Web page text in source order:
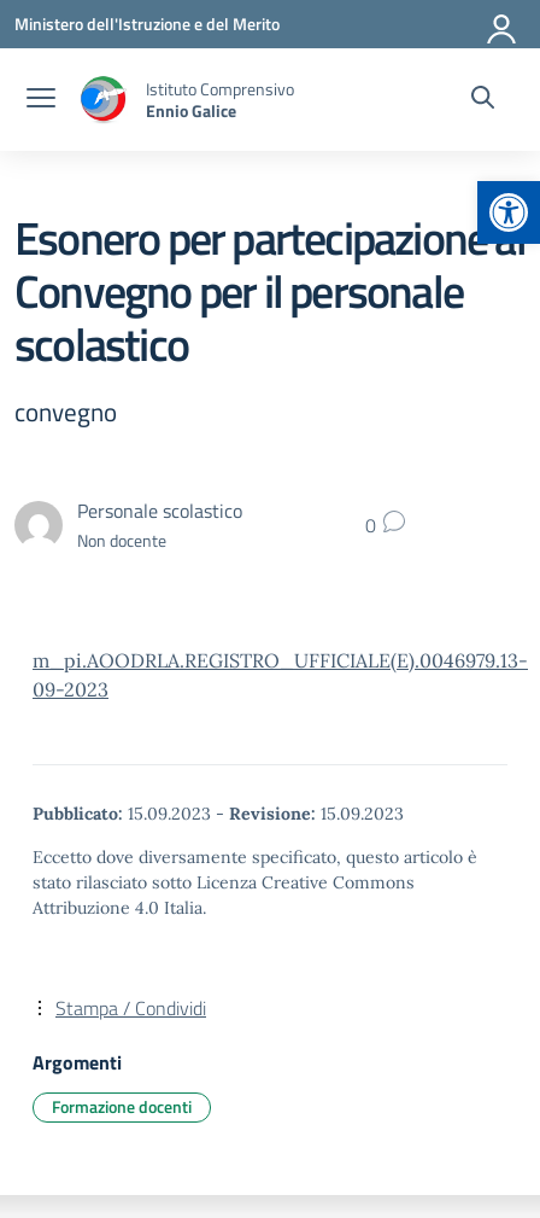
Vai ai contenuti
Vai al menu di navigazione
Vai al footer
Ministero dell'Istruzione e del Merito
Istituto Comprensivo
Ennio Galice
Esonero per partecipazione al
Convegno per il personale
scolastico
convegno
Personale scolastico
Non docente 0
m_pi.AOODRLA.REGISTRO_UFFICIALE(E).0046979.13-
09-2023
Pubblicato: 15.09.2023 - Revisione: 15.09.2023
Eccetto dove diversamente specificato, questo articolo è
stato rilasciato sotto Licenza Creative Commons
Attribuzione 4.0 Italia.
Stampa / Condividi
Argomenti
Formazione docenti